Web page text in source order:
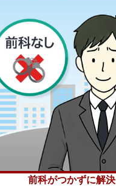
前科がつかずに解決